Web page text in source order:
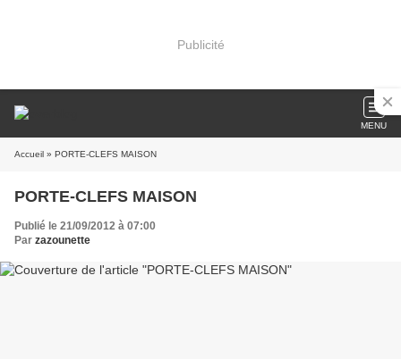
Publicité
MENU
Accueil » PORTE-CLEFS MAISON
PORTE-CLEFS MAISON
Publié le 21/09/2012 à 07:00
Par zazounette